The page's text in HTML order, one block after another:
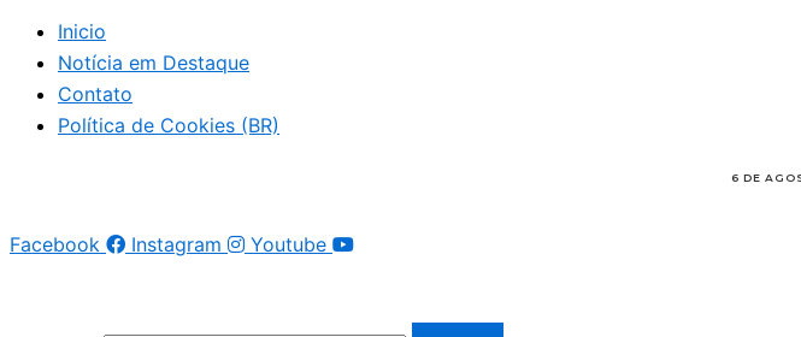
Inicio
Notícia em Destaque
Contato
Política de Cookies (BR)
Facebook Instagram Youtube